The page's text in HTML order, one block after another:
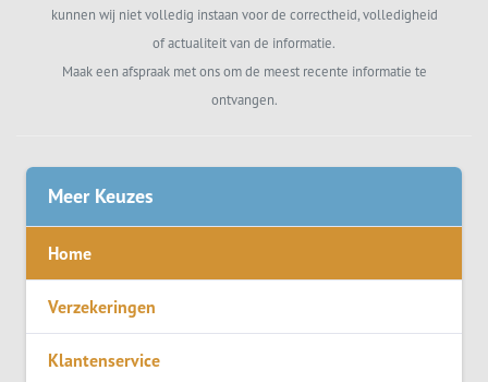
kunnen wij niet volledig instaan voor de correctheid, volledigheid
of actualiteit van de informatie.
Maak een afspraak met ons om de meest recente informatie te
ontvangen.
Meer Keuzes
Home
Verzekeringen
Klantenservice